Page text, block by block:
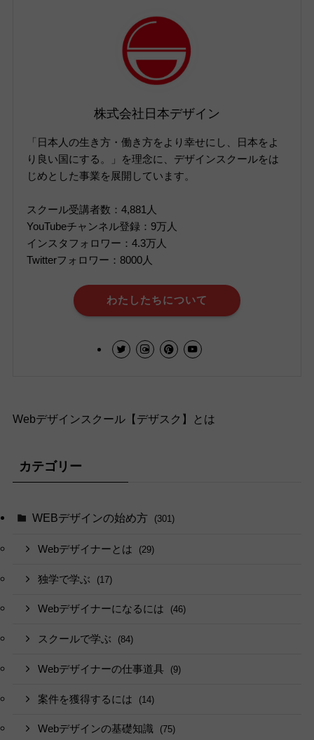
株式会社日本デザイン
「日本人の生き方・働き方をより幸せにし、日本をよ
り良い国にする。」を理念に、デザインスクールをは
じめとした事業を展開しています。
スクール受講者数：4,881人
YouTubeチャンネル登録：9万人
インスタフォロワー：4.3万人
Twitterフォロワー：8000人
わたしたちについて
Webデザインスクール【デザスク】とは
カテゴリー
WEBデザインの始め方 (301)
Webデザイナーとは (29)
独学で学ぶ (17)
Webデザイナーになるには (46)
スクールで学ぶ (84)
Webデザイナーの仕事道具 (9)
案件を獲得するには (14)
Webデザインの基礎知識 (75)